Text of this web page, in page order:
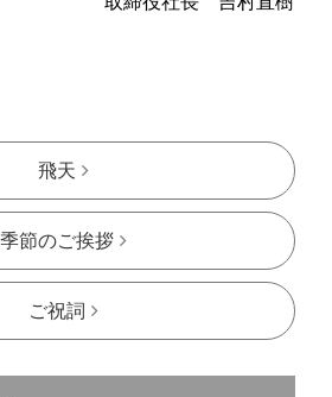
飛天
季節のご挨拶
ご祝詞